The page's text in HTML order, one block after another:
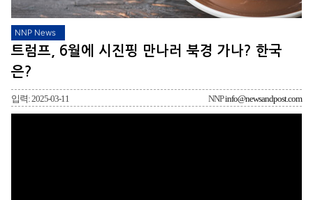
NNP News
트럼프, 6월에 시진핑 만나러 북경 가나? 한국
은?
입력: 2025-03-11 NNPinfo@newsandpost.com